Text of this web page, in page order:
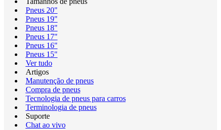
Pneus 20"
Pneus 19"
Pneus 18"
Pneus 17"
Pneus 16"
Pneus 15"
Ver tudo
Artigos
Manutenção de pneus
Compra de pneus
Tecnologia de pneus para carros
Terminologia de pneus
Suporte
Chat ao vivo